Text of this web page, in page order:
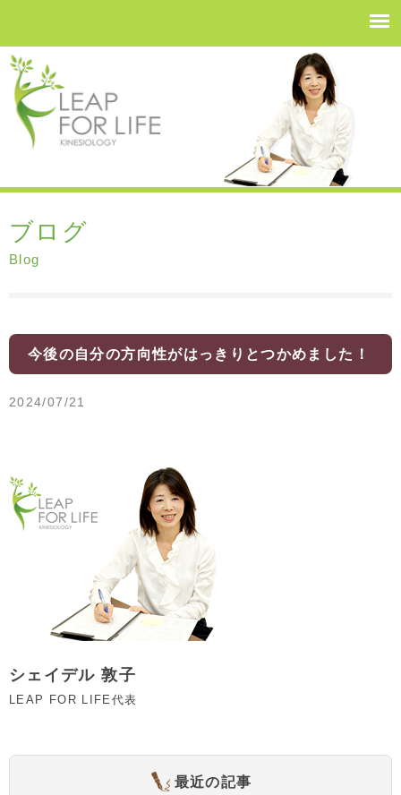
ブログ
Blog
今後の自分の方向性がはっきりとつかめました！
2024/07/21
シェイデル 敦子
LEAP FOR LIFE代表
最近の記事